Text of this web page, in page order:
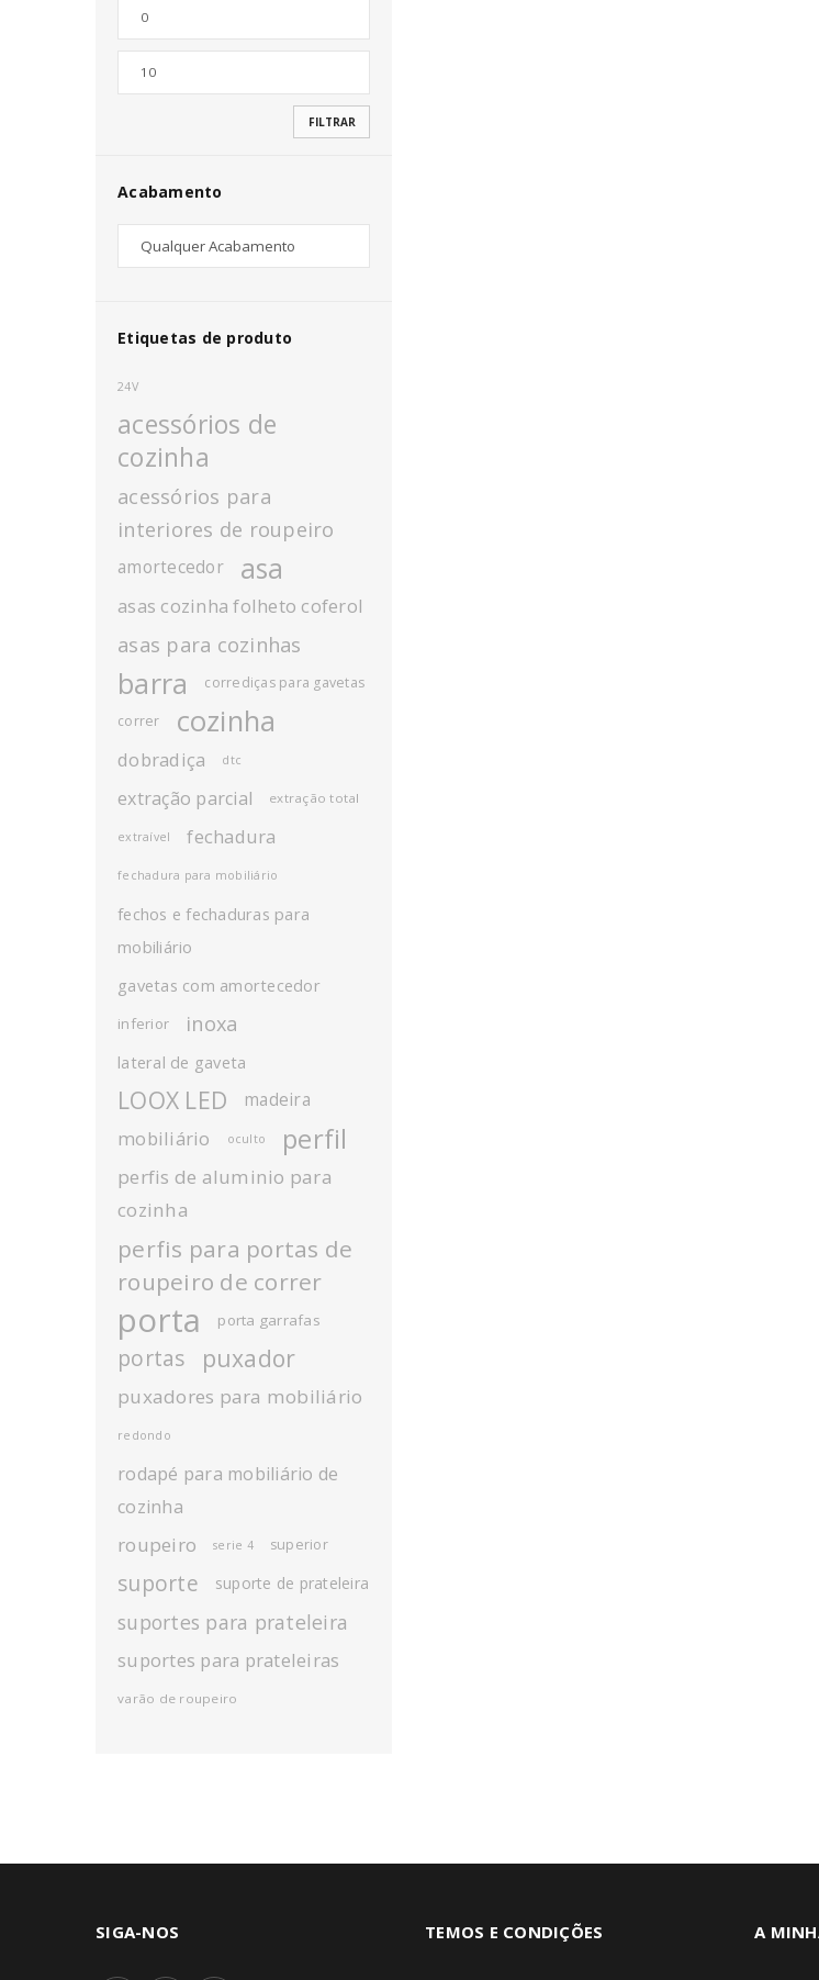
*
INICIAR SESSÃO
FILTRAR
Acabamento
Etiquetas de produto
24V
acessórios de
cozinha
acessórios para
interiores de roupeiro
amortecedor asa
asas cozinha folheto coferol
asas para cozinhas
barra corrediças para gavetas
correr cozinha
dobradiça dtc
extração parcial extração total
extraível fechadura
fechadura para mobiliário
fechos e fechaduras para
mobiliário
gavetas com amortecedor
inferior inoxa
lateral de gaveta
LOOX LED madeira
mobiliário oculto perfil
perfis de aluminio para
cozinha
perfis para portas de
roupeiro de correr
porta porta garrafas
portas puxador
puxadores para mobiliário
redondo
rodapé para mobiliário de
cozinha
roupeiro serie 4 superior
suporte suporte de prateleira
suportes para prateleira
suportes para prateleiras
varão de roupeiro
SIGA-NOS TEMOS E CONDIÇÕES A